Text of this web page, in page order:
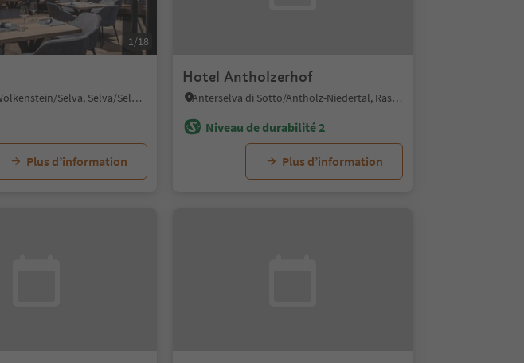
1/18
Selva/Sëlva/Wolkenstein/Sëlva, Sëlva/Selva di Val Gardena, Dolomites Region Val Gardena
Plus d’information
Hotel Antholzerhof
Anterselva di Sotto/Antholz-Niedertal, Rasen-Antholz/Rasun Anterselva, Dolomites Region Kronplatz/Plan de Corones
Niveau de durabilité 2
Plus d’information